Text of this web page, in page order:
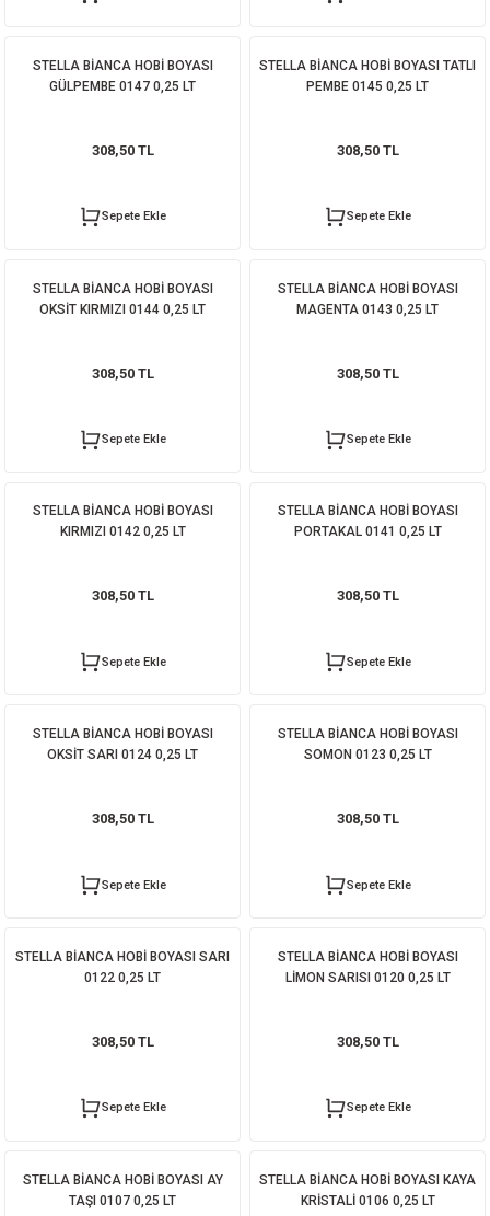
STELLA BİANCA HOBİ BOYASI
GÜLPEMBE 0147 0,25 LT
308,50 TL
Sepete Ekle
STELLA BİANCA HOBİ BOYASI TATLI
PEMBE 0145 0,25 LT
308,50 TL
Sepete Ekle
STELLA BİANCA HOBİ BOYASI
OKSİT KIRMIZI 0144 0,25 LT
308,50 TL
Sepete Ekle
STELLA BİANCA HOBİ BOYASI
MAGENTA 0143 0,25 LT
308,50 TL
Sepete Ekle
STELLA BİANCA HOBİ BOYASI
KIRMIZI 0142 0,25 LT
308,50 TL
Sepete Ekle
STELLA BİANCA HOBİ BOYASI
PORTAKAL 0141 0,25 LT
308,50 TL
Sepete Ekle
STELLA BİANCA HOBİ BOYASI
OKSİT SARI 0124 0,25 LT
308,50 TL
Sepete Ekle
STELLA BİANCA HOBİ BOYASI
SOMON 0123 0,25 LT
308,50 TL
Sepete Ekle
STELLA BİANCA HOBİ BOYASI SARI
0122 0,25 LT
308,50 TL
Sepete Ekle
STELLA BİANCA HOBİ BOYASI
LİMON SARISI 0120 0,25 LT
308,50 TL
Sepete Ekle
STELLA BİANCA HOBİ BOYASI AY
TAŞI 0107 0,25 LT
STELLA BİANCA HOBİ BOYASI KAYA
KRİSTALİ 0106 0,25 LT